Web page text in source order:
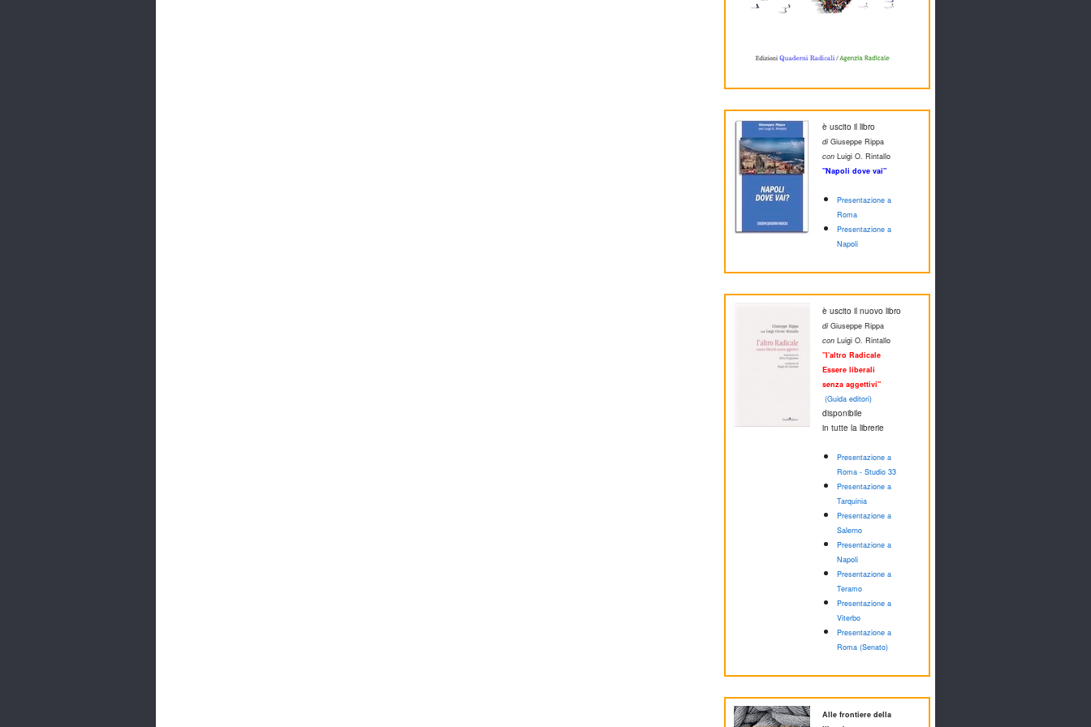
è uscito il libro
diGiuseppe Rippa
con Luigi O. Rintallo
"Napoli dove vai"
Presentazione a
Roma
Presentazione a
Napoli
è uscito il nuovo libro
diGiuseppe Rippa
con Luigi O. Rintallo
"l'altro Radicale
Essere liberali
senza aggettivi"
(Guida editori)
disponibile
in tutte la librerie
Presentazione a
Roma - Studio 33
Presentazione a
Tarquinia
Presentazione a
Salerno
Presentazione a
Napoli
Presentazione a
Teramo
Presentazione a
Viterbo
Presentazione a
Roma (Senato)
Alle frontiere della